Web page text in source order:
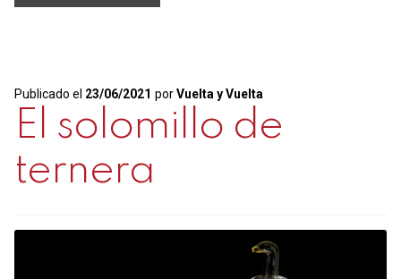
carne
Publicado el 23/06/2021 porVuelta y Vuelta
El solomillo de
ternera